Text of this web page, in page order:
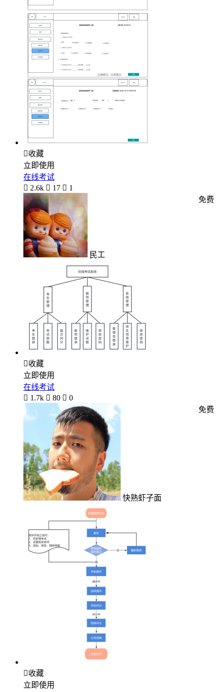
收藏
立即使用
在线考试
 2.6k  17  1
民工
免费
收藏
立即使用
在线考试
 1.7k  80  0
快熟虾子面
免费
收藏
立即使用